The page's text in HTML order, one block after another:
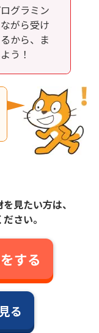
グラミン
がら受け
から、ま
う！
見たい方は、
さい。
する
る